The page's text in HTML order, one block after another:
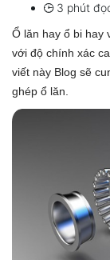
3 phút
Ổ lăn hay ổ bi hay
với độ chính xác
viết này Blog sẽ
ghép ổ lăn.